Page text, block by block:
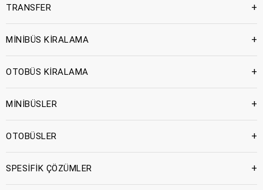
TRANSFER +
MİNİBÜS KİRALAMA +
OTOBÜS KİRALAMA +
MİNİBÜSLER +
OTOBÜSLER +
SPESİFİK ÇÖZÜMLER +